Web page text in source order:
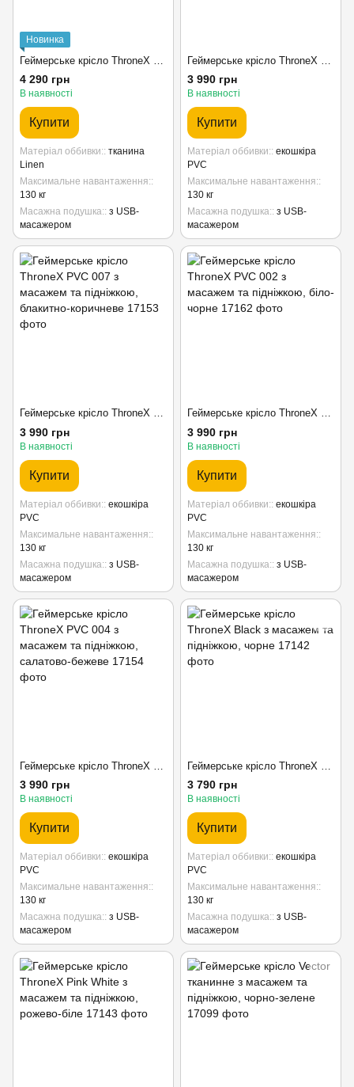
Новинка
4 290 грн
В наявності
Купити
Матеріал оббивки: тканина
Linen
Максимальне навантаження:
130 кг
Масажна подушка: з USB-
масажером
3 990 грн
В наявності
Купити
Матеріал оббивки: екошкіра
PVC
Максимальне навантаження:
130 кг
Масажна подушка: з USB-
масажером
Геймерське крісло ThroneX PVC 007 з масажем та підніжкою, блакитно-коричневе
3 990 грн
В наявності
Купити
Матеріал оббивки: екошкіра
PVC
Максимальне навантаження:
130 кг
Масажна подушка: з USB-
масажером
Геймерське крісло ThroneX PVC 002 з масажем та підніжкою, біло-чорне
3 990 грн
В наявності
Купити
Матеріал оббивки: екошкіра
PVC
Максимальне навантаження:
130 кг
Масажна подушка: з USB-
масажером
3 990 грн
В наявності
Купити
Матеріал оббивки: екошкіра
PVC
Максимальне навантаження:
130 кг
Масажна подушка: з USB-
масажером
3 790 грн
В наявності
Купити
Матеріал оббивки: екошкіра
PVC
Максимальне навантаження:
130 кг
Масажна подушка: з USB-
масажером